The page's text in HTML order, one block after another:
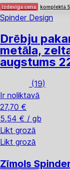
Izdevīga cena komplektā 5
Spinder Design
Drēbju
metāla,
augstums
(19)
Ir noliktavā
27,70 €
5,54 € / gb
Likt grozā
Likt grozā
Zīmols